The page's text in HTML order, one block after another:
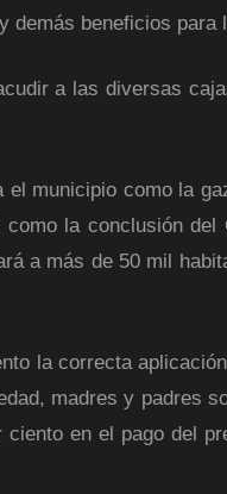
beneficios para
a las diversas
municipio como la
la conclusión del
a más de 50 mil
la correcta
madres y padres
en el pago del